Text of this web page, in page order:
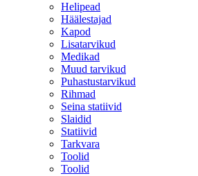
Helipead
Häälestajad
Kapod
Lisatarvikud
Medikad
Muud tarvikud
Puhastustarvikud
Rihmad
Seina statiivid
Slaidid
Statiivid
Tarkvara
Toolid
Toolid